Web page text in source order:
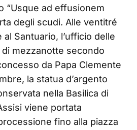
“Usque ad effusionem
degli scudi. Alle ventitré
Santuario, l’ufficio delle
mezzanotte secondo
da Papa Clemente
la statua d’argento
nella Basilica di
viene portata
fino alla piazza